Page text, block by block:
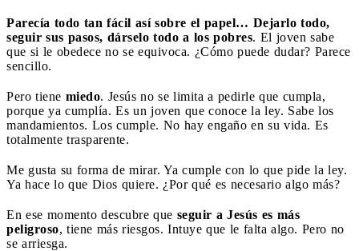
Parecía todo tan fácil así sobre el papel… Dejarlo todo,
seguir sus pasos, dárselo todo a los pobres. El joven sabe
que si le obedece no se equivoca. ¿Cómo puede dudar? Parece
sencillo.
Pero tiene miedo. Jesús no se limita a pedirle que cumpla,
porque ya cumplía. Es un joven que conoce la ley. Sabe los
mandamientos. Los cumple. No hay engaño en su vida. Es
totalmente trasparente.
Me gusta su forma de mirar. Ya cumple con lo que pide la ley.
Ya hace lo que Dios quiere. ¿Por qué es necesario algo más?
En ese momento descubre que seguir a Jesús es más
peligroso, tiene más riesgos. Intuye que le falta algo. Pero no
se arriesga.